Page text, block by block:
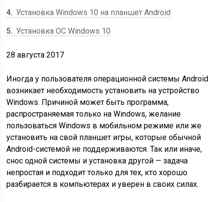
4 Установка Windows 10 на планшет Android
5 Установка ОС Windows 10
28 августа 2017
Иногда у пользователя операционной системы Android
возникает необходимость установить на устройство
Windows. Причиной может быть программа,
распространяемая только на Windows, желание
пользоваться Windows в мобильном режиме или же
установить на свой планшет игры, которые обычной
Android-системой не поддерживаются. Так или иначе,
снос одной системы и установка другой — задача
непростая и подходит только для тех, кто хорошо
разбирается в компьютерах и уверен в своих силах.